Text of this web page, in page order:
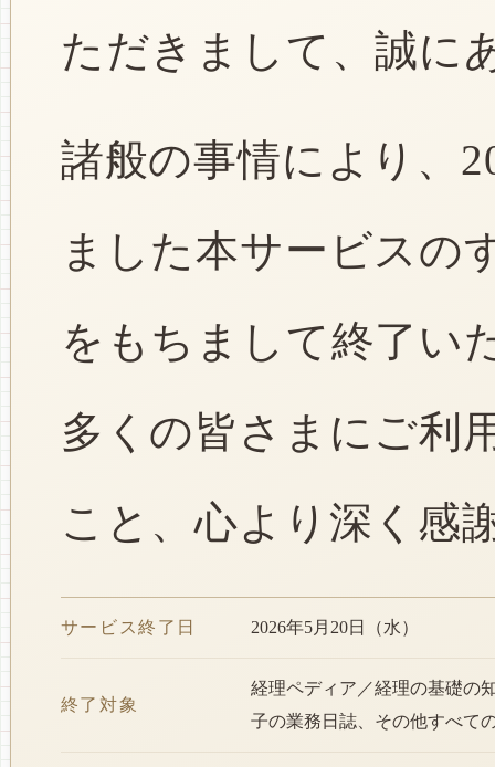
ただきまして、誠に
諸般の事情により、
ました本サービスの
をもちまして終了い
多くの皆さまにご利
こと、心より深く感
サービス終了日 2026年5月20日（水）
終了対象
経理ペディア／経理の基礎の
子の業務日誌、その他すべて